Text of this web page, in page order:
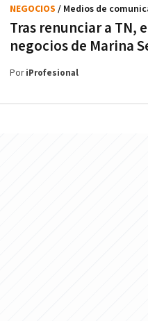
Tras renunciar a TN,
negocios de Marina
NEGOCIOS / Medios de
PoriProfesional